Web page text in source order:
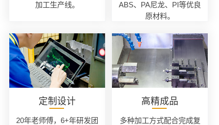
加工生产线。
ABS、PA尼龙、PI等优良
原材料。
定制设计
20年老师傅，6+年研发团
高精成品
多种加工方式配合完成复